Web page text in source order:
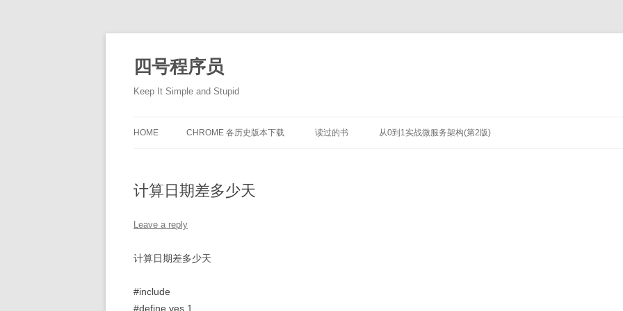
content
四号程序员
Keep It Simple and Stupid
HOME CHROME 各历史版本下载 读过的书 从0到1实战微服务架构(第2版)
计算日期差多少天
Leave a reply
计算日期差多少天
#include
#define yes 1